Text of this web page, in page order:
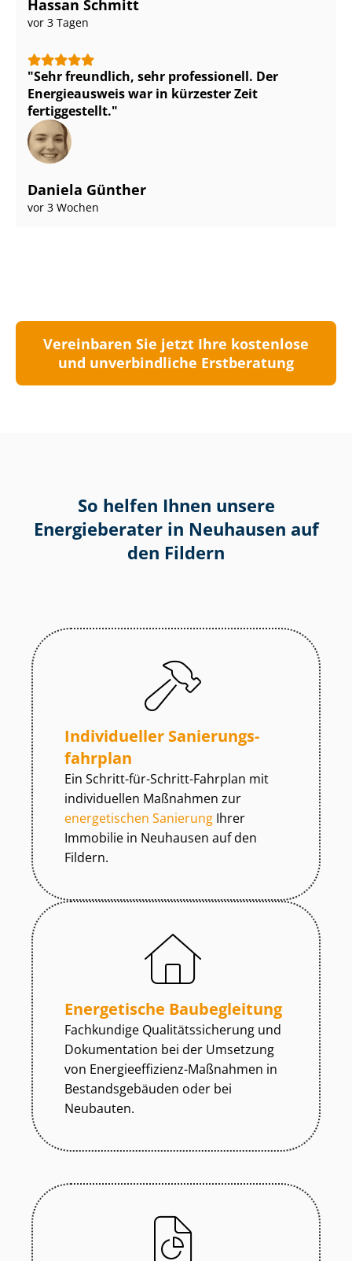
Hassan Schmitt
vor 3 Tagen
Sehr freundlich, sehr professionell. Der
Energieausweis war in kürzester Zeit
fertiggestellt.
Daniela Günther
vor 3 Wochen
Vereinbaren Sie jetzt Ihre kostenlose
und unverbindliche Erstberatung
So helfen Ihnen unsere
Energieberater in Neuhausen auf
den Fildern
Individueller Sa­nie­rungs­
fahr­plan
Ein Schritt-für-Schritt-Fahrplan mit
individuellen Maßnahmen zur
energetischen Sanierung Ihrer
Immobilie in Neuhausen auf den
Fildern.
Energetische Baubegleitung
Fachkundige Qua­li­täts­si­che­rung und
Dokumentation bei der Umsetzung
von En­er­gie­ef­fi­zi­enz-Maßnahmen in
Be­stands­ge­bäu­den oder bei
Neubauten.